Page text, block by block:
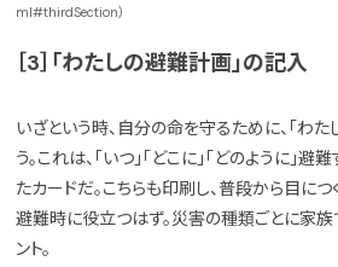
ml#thirdSection）
［3］「わたしの避難計画」の記入
いざという時、自分の命を守るために、「わ
う。これは、「いつ」「どこに」「どのように」
たカードだ。こちらも印刷し、普段から目に
避難時に役立つはず。災害の種類ごとに家族
ント。